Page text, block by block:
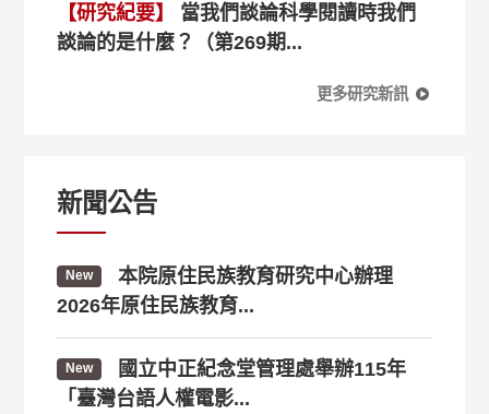
【研究紀要】
當我們談論科學閱讀時我們
談論的是什麼？（第269期...
更多研究新訊
新聞公告
New
本院原住民族教育研究中心辦理
2026年原住民族教育...
New
國立中正紀念堂管理處舉辦115年
「臺灣台語人權電影...